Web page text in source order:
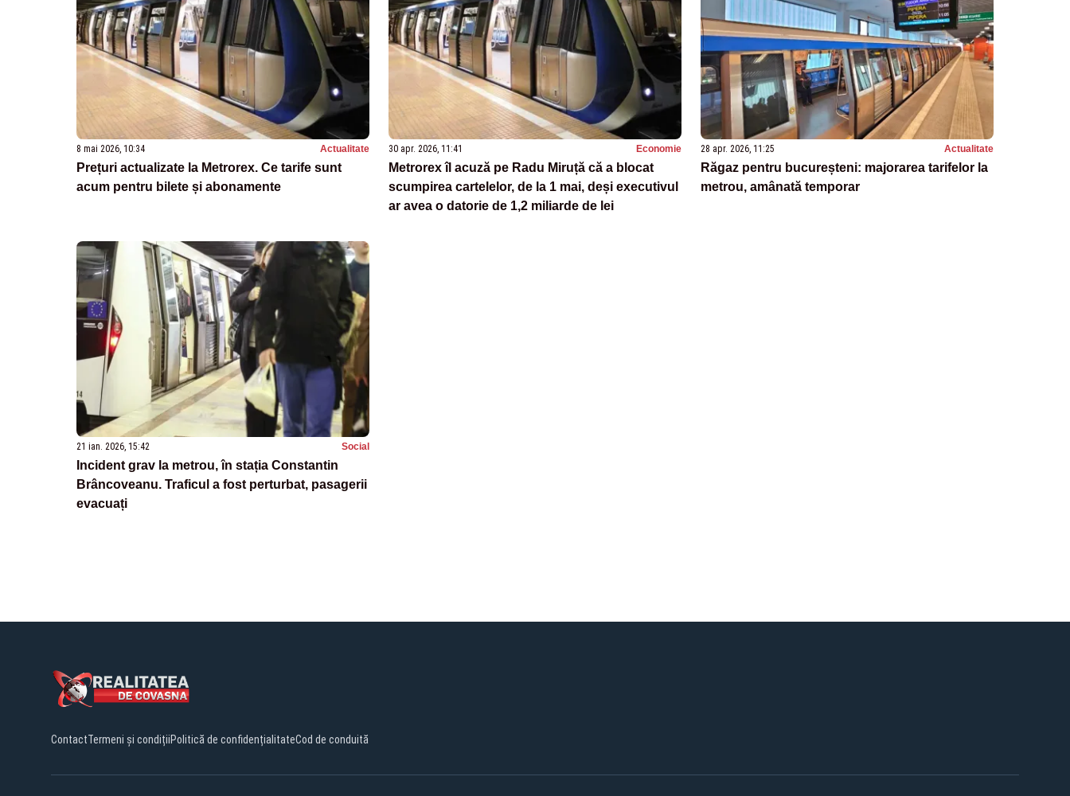
8 mai 2026, 10:34 Actualitate
Prețuri actualizate la Metrorex. Ce tarife sunt
acum pentru bilete și abonamente
30 apr. 2026, 11:41 Economie
Metrorex îl acuză pe Radu Miruță că a blocat
scumpirea cartelelor, de la 1 mai, deși executivul
ar avea o datorie de 1,2 miliarde de lei
28 apr. 2026, 11:25 Actualitate
Răgaz pentru bucureșteni: majorarea tarifelor la
metrou, amânată temporar
21 ian. 2026, 15:42 Social
Incident grav la metrou, în stația Constantin
Brâncoveanu. Traficul a fost perturbat, pasagerii
evacuați
ContactTermeni și condițiiPolitică de confidențialitateCod de conduită